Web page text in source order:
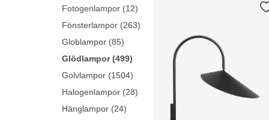
Fotogenlampor (12)
Fönsterlampor (263)
Globlampor (85)
Glödlampor (499)
Golvlampor (1504)
Halogenlampor (28)
Hänglampor (24)